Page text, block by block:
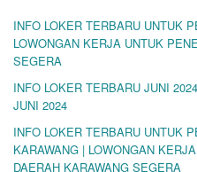
INFO LOKER TERBARU UNTUK
LOWONGAN KERJA UNTUK
SEGERA
INFO LOKER TERBARU JUNI
JUNI 2024
INFO LOKER TERBARU UNTUK
KARAWANG | LOWONGAN
DAERAH KARAWANG SEGERA